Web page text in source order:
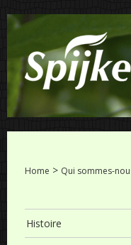
Home > Qui sommes-
Histoire